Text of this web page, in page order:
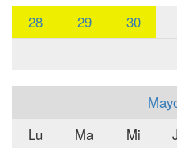
28
29 30
Lu
Ma Mi